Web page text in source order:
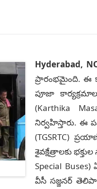
Hyderabad,
ప్రారంభమైంది. ఈ
పూజా
(Karthika
నిర్వహిస్తారు. ఈ
(TGSRTC)
శైవక్షేత్రాలకు
Special Buses)
వీసీ సజ్జనర్